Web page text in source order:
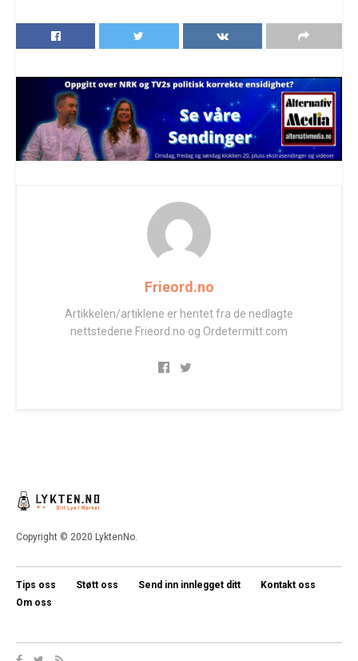
Frieord.no
Artikkelen/artiklene er hentet fra de nedlagte
nettstedene Frieord.no og Ordetermitt.com
Copyright © 2020 LyktenNo.
Tips oss Støtt oss Send inn innlegget ditt
Kontakt oss
Om oss